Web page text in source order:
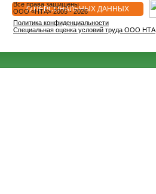
О ПЕРСОНАЛЬНЫХ ДАННЫХ
Все права защищены
OOO «НТА» 2005 - 2026
Политика конфиденциальности
Специальная оценка условий труда ООО НТА